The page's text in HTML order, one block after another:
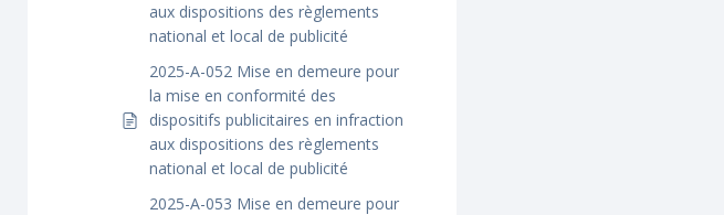
aux dispositions des règlements
national et local de publicité
2025-A-052 Mise en demeure pour
la mise en conformité des
dispositifs publicitaires en infraction
aux dispositions des règlements
national et local de publicité
2025-A-053 Mise en demeure pour